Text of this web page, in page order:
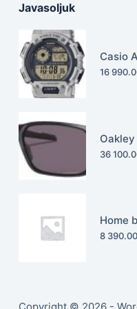
Javasoljuk
Casio
16
36
Home
8 390.00